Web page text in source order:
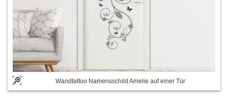
Wandtattoo Namensschild Amelie auf einer Tür